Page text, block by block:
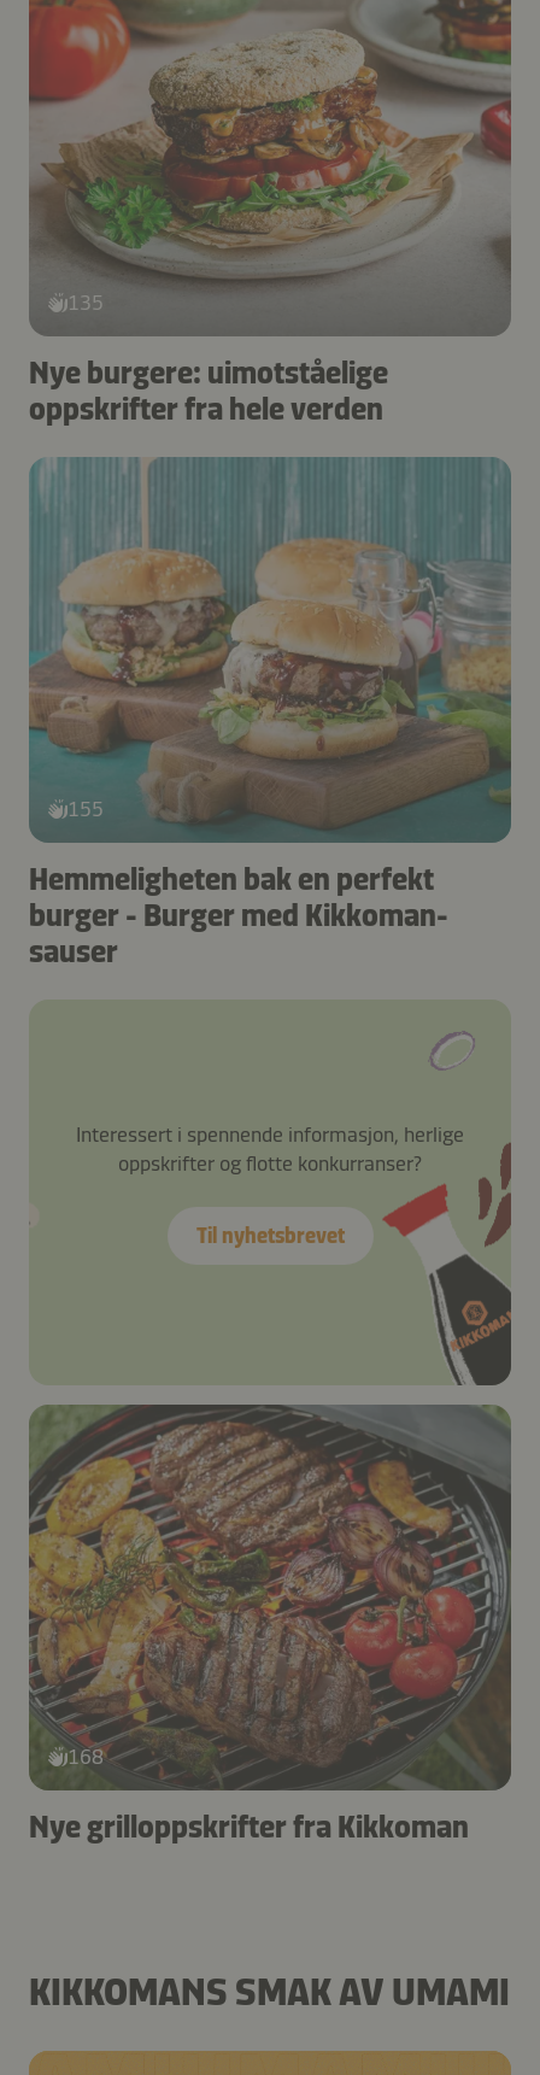
135
Nye burgere: uimotståelige
oppskrifter fra hele verden
155
Hemmeligheten bak en perfekt
burger - Burger med Kikkoman-
sauser
Interessert i spennende informasjon, herlige
oppskrifter og flotte konkurranser?
Til nyhetsbrevet
168
Nye grilloppskrifter fra Kikkoman
KIKKOMANS SMAK AV UMAMI